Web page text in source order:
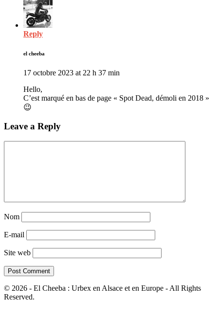
Reply
el cheeba
17 octobre 2023 at 22 h 37 min
Hello,
C’est marqué en bas de page « Spot Dead, démoli en 2018 »
😉
Leave a Reply
Nom
E-mail
Site web
© 2026 - El Cheeba : Urbex en Alsace et en Europe - All Rights
Reserved.